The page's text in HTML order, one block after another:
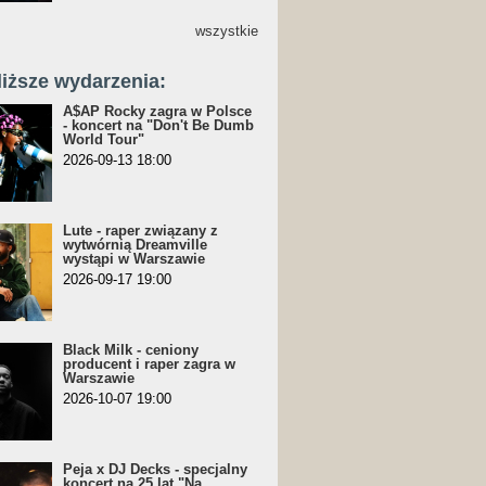
wszystkie
wydarzenia:
A$AP Rocky zagra w Polsce
- koncert na "Don't Be Dumb
World Tour"
2026-09-13 18:00
Lute - raper związany z
wytwórnią Dreamville
wystąpi w Warszawie
2026-09-17 19:00
Black Milk - ceniony
producent i raper zagra w
Warszawie
2026-10-07 19:00
Peja x DJ Decks - specjalny